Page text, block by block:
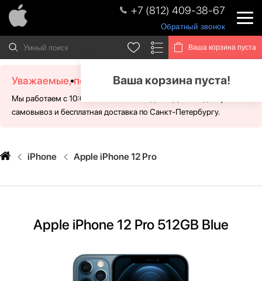
+7 (812) 409-38-67
Обратный звонок
Ваша корзина пуста
Ваша корзина пуста!
Уважаемые, посетители!
Мы работаем с 10:00 - 21:00 без выходных. Для Вас доступен
самовывоз и бесплатная доставка по Санкт-Петербургу.
iPhone Apple iPhone 12 Pro
Apple iPhone 12 Pro 512GB Blue